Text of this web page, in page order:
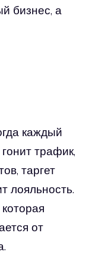
бизнес, а
каждый
трафик,
таргет
лояльность.
от